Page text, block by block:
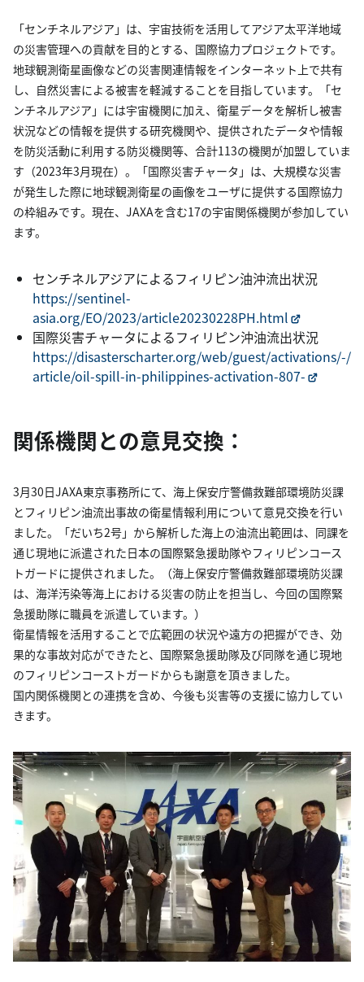
「センチネルアジア」は、宇宙技術を活用してアジア太平洋地域
の災害管理への貢献を目的とする、国際協力プロジェクトです。
地球観測衛星画像などの災害関連情報をインターネット上で共有
し、自然災害による被害を軽減することを目指しています。「セ
ンチネルアジア」には宇宙機関に加え、衛星データを解析し被害
状況などの情報を提供する研究機関や、提供されたデータや情報
を防災活動に利用する防災機関等、合計113の機関が加盟していま
す（2023年3月現在）。「国際災害チャータ」は、大規模な災害
が発生した際に地球観測衛星の画像をユーザに提供する国際協力
の枠組みです。現在、JAXAを含む17の宇宙関係機関が参加してい
ます。
センチネルアジアによるフィリピン油沖流出状況
https://sentinel-
asia.org/EO/2023/article20230228PH.html
国際災害チャータによるフィリピン沖油流出状況
https://disasterscharter.org/web/guest/activations/-/
article/oil-spill-in-philippines-activation-807-
関係機関との意見交換：
3月30日JAXA東京事務所にて、海上保安庁警備救難部環境防災課
とフィリピン油流出事故の衛星情報利用について意見交換を行い
ました。「だいち2号」から解析した海上の油流出範囲は、同課を
通じ現地に派遣された日本の国際緊急援助隊やフィリピンコース
トガードに提供されました。（海上保安庁警備救難部環境防災課
は、海洋汚染等海上における災害の防止を担当し、今回の国際緊
急援助隊に職員を派遣しています。）
衛星情報を活用することで広範囲の状況や遠方の把握ができ、効
果的な事故対応ができたと、国際緊急援助隊及び同隊を通じ現地
のフィリピンコーストガードからも謝意を頂きました。
国内関係機関との連携を含め、今後も災害等の支援に協力してい
きます。